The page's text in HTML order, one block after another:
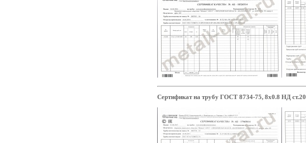
Сертификат на трубу ГОСТ 8734-75, 8х0.8 НД ст.20